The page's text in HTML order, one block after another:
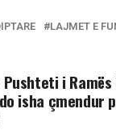
LAJMET E
i
isha çmendur